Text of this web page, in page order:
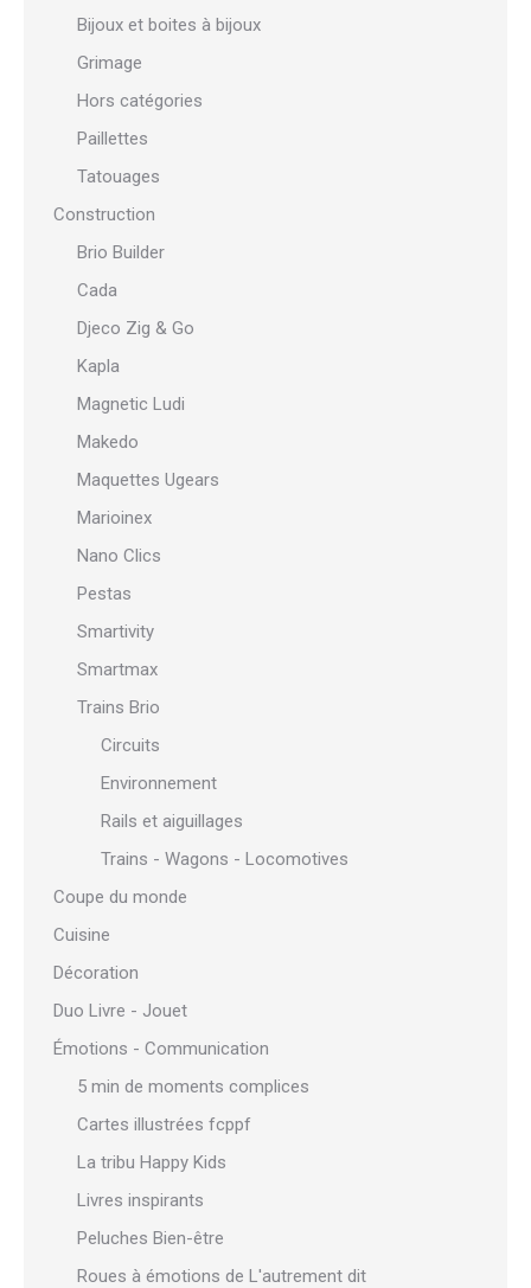
Bijoux et boites à bijoux
Grimage
Hors catégories
Paillettes
Tatouages
Construction
Brio Builder
Cada
Djeco Zig & Go
Kapla
Magnetic Ludi
Makedo
Maquettes Ugears
Marioinex
Nano Clics
Pestas
Smartivity
Smartmax
Trains Brio
Circuits
Environnement
Rails et aiguillages
Trains - Wagons - Locomotives
Coupe du monde
Cuisine
Décoration
Duo Livre - Jouet
Émotions - Communication
5 min de moments complices
Cartes illustrées fcppf
La tribu Happy Kids
Livres inspirants
Peluches Bien-être
Roues à émotions de L'autrement dit